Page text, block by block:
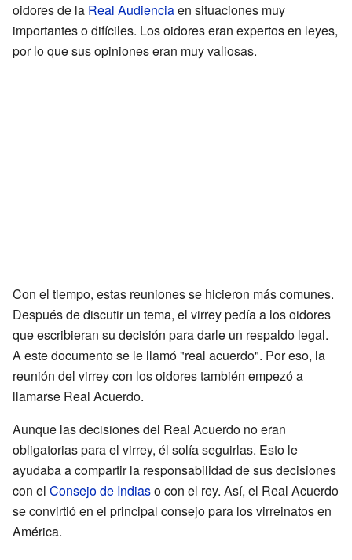
oidores de la Real Audienciaen situaciones muy
importantes o difíciles. Los oidores eran expertos en leyes,
por lo que sus opiniones eran muy valiosas.
Con el tiempo, estas reuniones se hicieron más comunes.
Después de discutir un tema, el virrey pedía a los oidores
que escribieran su decisión para darle un respaldo legal.
A este documento se le llamó "real acuerdo". Por eso, la
reunión del virrey con los oidores también empezó a
llamarse Real Acuerdo.
Aunque las decisiones del Real Acuerdo no eran
obligatorias para el virrey, él solía seguirlas. Esto le
ayudaba a compartir la responsabilidad de sus decisiones
con el Consejo de Indiaso con el rey. Así, el Real Acuerdo
se convirtió en el principal consejo para los virreinatos en
América.